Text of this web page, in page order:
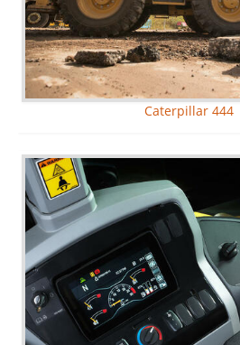
Caterpillar 444